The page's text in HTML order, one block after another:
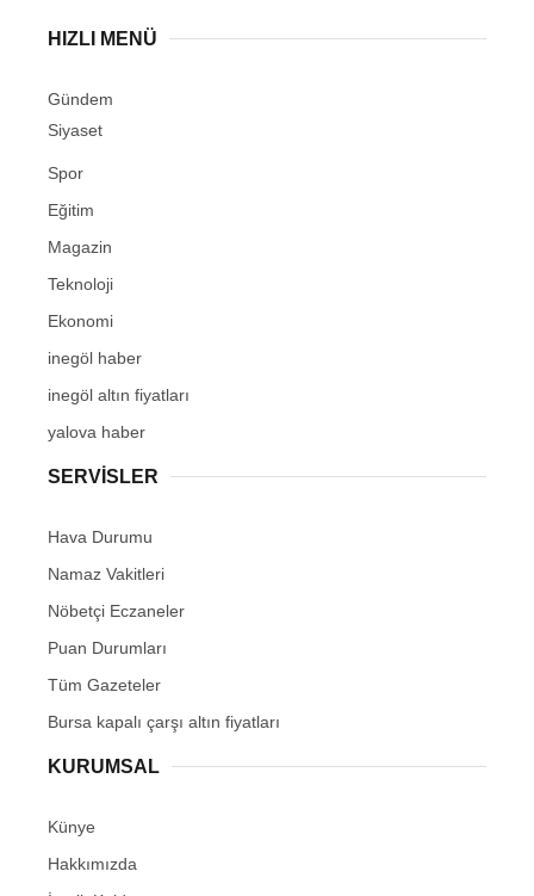
HIZLI MENÜ
Gündem
Siyaset
Spor
Eğitim
Magazin
Teknoloji
Ekonomi
inegöl haber
inegöl altın fiyatları
yalova haber
SERVİSLER
Hava Durumu
Namaz Vakitleri
Nöbetçi Eczaneler
Puan Durumları
Tüm Gazeteler
Bursa kapalı çarşı altın fiyatları
KURUMSAL
Künye
Hakkımızda